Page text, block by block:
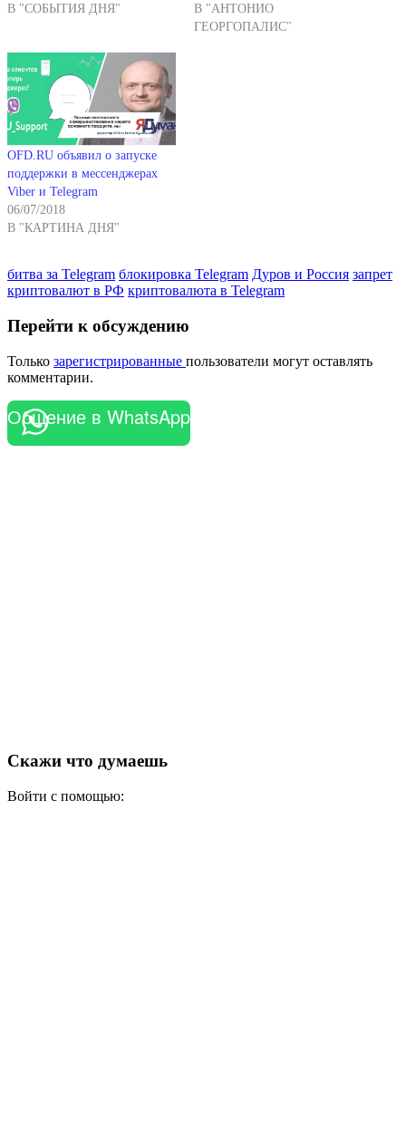
В "СОБЫТИЯ ДНЯ"
В "АНТОНИО
ГЕОРГОПАЛИС"
OFD.RU объявил о запуске
поддержки в мессенджерах
Viber и Telegram
06/07/2018
В "КАРТИНА ДНЯ"
битва за Telegram блокировка Telegram Дуров и Россия запрет
криптовалют в РФ криптовалюта в Telegram
Перейти к обсуждению
Только зарегистрированные пользователи могут оставлять
комментарии.
Общение в WhatsApp
Скажи что думаешь
Войти с помощью: